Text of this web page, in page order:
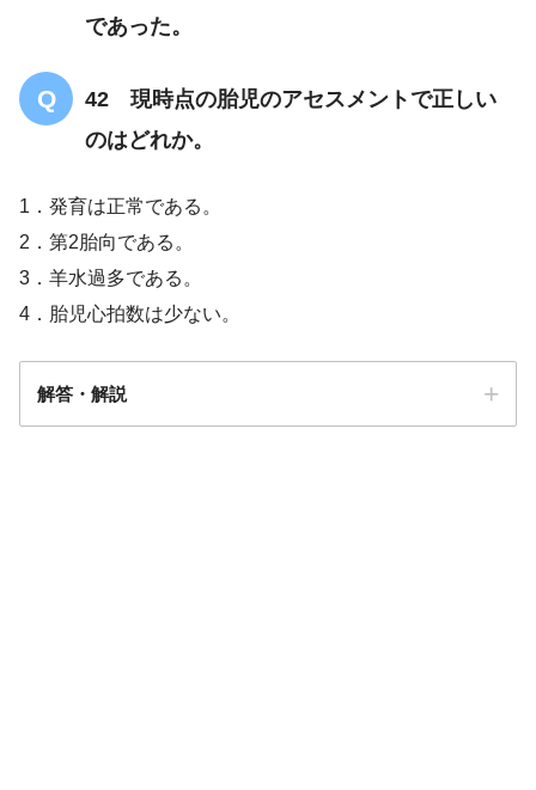
薬物
であった。
42 現時点の胎児のアセスメントで正しい
のはどれか。
1．発育は正常である。
2．第2胎向である。
3．羊水過多である。
4．胎児心拍数は少ない。
解答・解説